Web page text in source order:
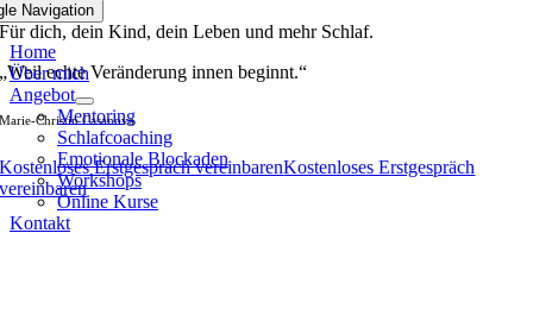
Navigation
Home
Über mich
Angebot
Mentoring
Schlafcoaching
Emotionale Blockaden
Workshops
Online Kurse
Kontakt
Für dich, dein Kind, dein Leben und mehr Schlaf.
„Weil echte Veränderung innen beginnt.“
Marie-Christin Casanova
Kostenloses Erstgespräch vereinbarenKostenloses Erstgespräch
vereinbaren